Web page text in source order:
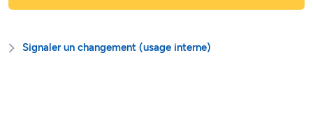
Signaler un changement (usage interne)